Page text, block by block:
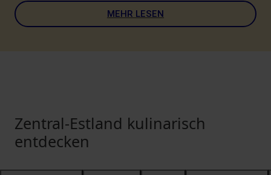
MEHR LESEN
Zentral-Estland kulinarisch
entdecken